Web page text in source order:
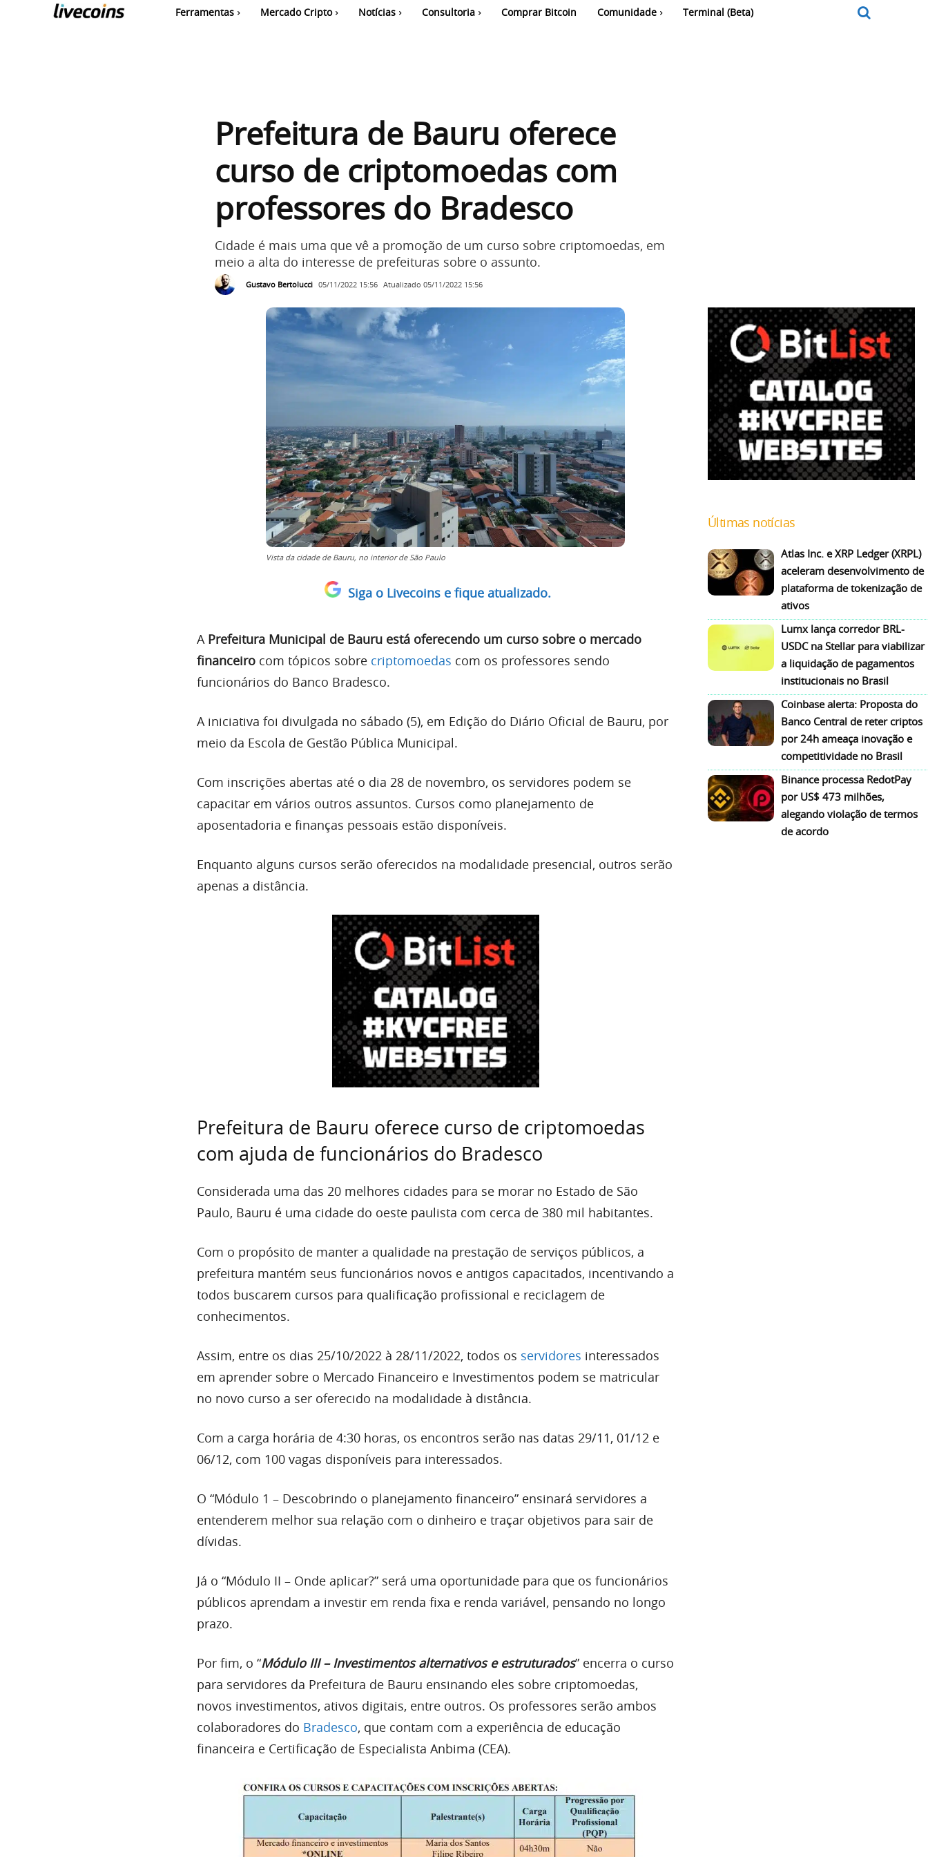
Ferramentas Mercado Cripto Notícias Consultoria Comprar Bitcoin Comunidade Terminal (Beta)
Prefeitura de Bauru oferece
curso de criptomoedas com
professores do Bradesco
Cidade é mais uma que vê a promoção de um curso sobre criptomoedas, em
meio a alta do interesse de prefeituras sobre o assunto.
Gustavo Bertolucci 05/11/2022 15:56 Atualizado 05/11/2022 15:56
Vista da cidade de Bauru, no interior de São Paulo
Siga o Livecoins e fique atualizado.
A Prefeitura Municipal de Bauru está oferecendo um curso sobre o mercado
financeiro com tópicos sobre criptomoedas com os professores sendo
funcionários do Banco Bradesco.
A iniciativa foi divulgada no sábado (5), em Edição do Diário Oficial de Bauru, por
meio da Escola de Gestão Pública Municipal.
Com inscrições abertas até o dia 28 de novembro, os servidores podem se
capacitar em vários outros assuntos. Cursos como planejamento de
aposentadoria e finanças pessoais estão disponíveis.
Enquanto alguns cursos serão oferecidos na modalidade presencial, outros serão
apenas a distância.
Prefeitura de Bauru oferece curso de criptomoedas
com ajuda de funcionários do Bradesco
Considerada uma das 20 melhores cidades para se morar no Estado de São
Paulo, Bauru é uma cidade do oeste paulista com cerca de 380 mil habitantes.
Com o propósito de manter a qualidade na prestação de serviços públicos, a
prefeitura mantém seus funcionários novos e antigos capacitados, incentivando a
todos buscarem cursos para qualificação profissional e reciclagem de
conhecimentos.
Assim, entre os dias 25/10/2022 à 28/11/2022, todos os servidores interessados
em aprender sobre o Mercado Financeiro e Investimentos podem se matricular
no novo curso a ser oferecido na modalidade à distância.
Com a carga horária de 4:30 horas, os encontros serão nas datas 29/11, 01/12 e
06/12, com 100 vagas disponíveis para interessados.
O “Módulo 1 – Descobrindo o planejamento financeiro” ensinará servidores a
entenderem melhor sua relação com o dinheiro e traçar objetivos para sair de
dívidas.
Já o “Módulo II – Onde aplicar?” será uma oportunidade para que os funcionários
públicos aprendam a investir em renda fixa e renda variável, pensando no longo
prazo.
Por fim, o “Módulo III – Investimentos alternativos e estruturados” encerra o curso
para servidores da Prefeitura de Bauru ensinando eles sobre criptomoedas,
novos investimentos, ativos digitais, entre outros. Os professores serão ambos
colaboradores do Bradesco, que contam com a experiência de educação
financeira e Certificação de Especialista Anbima (CEA).
Últimas notícias
Atlas Inc. e XRP Ledger (XRPL)
aceleram desenvolvimento de
plataforma de tokenização de
ativos
Lumx lança corredor BRL-
USDC na Stellar para viabilizar
a liquidação de pagamentos
institucionais no Brasil
Coinbase alerta: Proposta do
Banco Central de reter criptos
por 24h ameaça inovação e
competitividade no Brasil
Binance processa RedotPay
por US$ 473 milhões,
alegando violação de termos
de acordo